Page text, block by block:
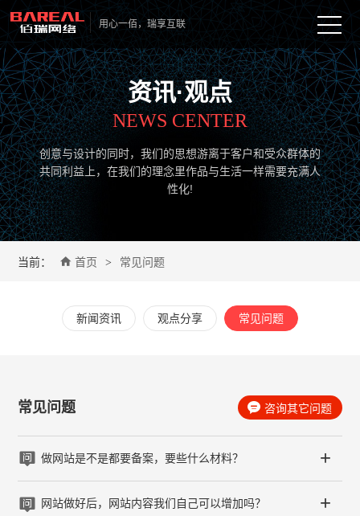
用心一佰，瑞享互联
首页
服务 
网站定制开发
微信/小程序
营销推广
配套服务
案例
观点 
新闻资讯
 观点分享
关于 
合作流程
资讯·观点
NEWS CENTER
创意与设计的同时，我们的思想游离于客户和受众群体的
共同利益上，在我们的理念里作品与生活一样需要充满人
性化!
当前：  首页 > 常见问题
新闻资讯 观点分享 常见问题
常见问题  咨询其它问题
 做网站是不是都要备案，要些什么材料？ +
 网站做好后，网站内容我们自己可以增加吗？ +